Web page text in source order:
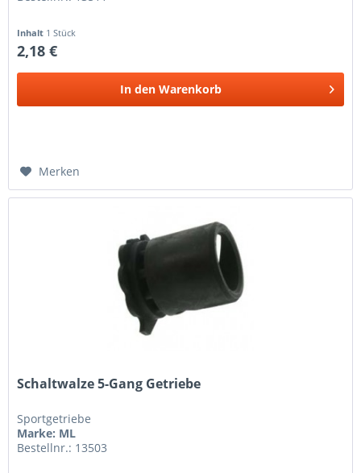
Inhalt 1 Stück
2,18 €
In den Warenkorb
Merken
Schaltwalze 5-Gang Getriebe
Sportgetriebe
Marke: ML
Bestellnr.: 13503